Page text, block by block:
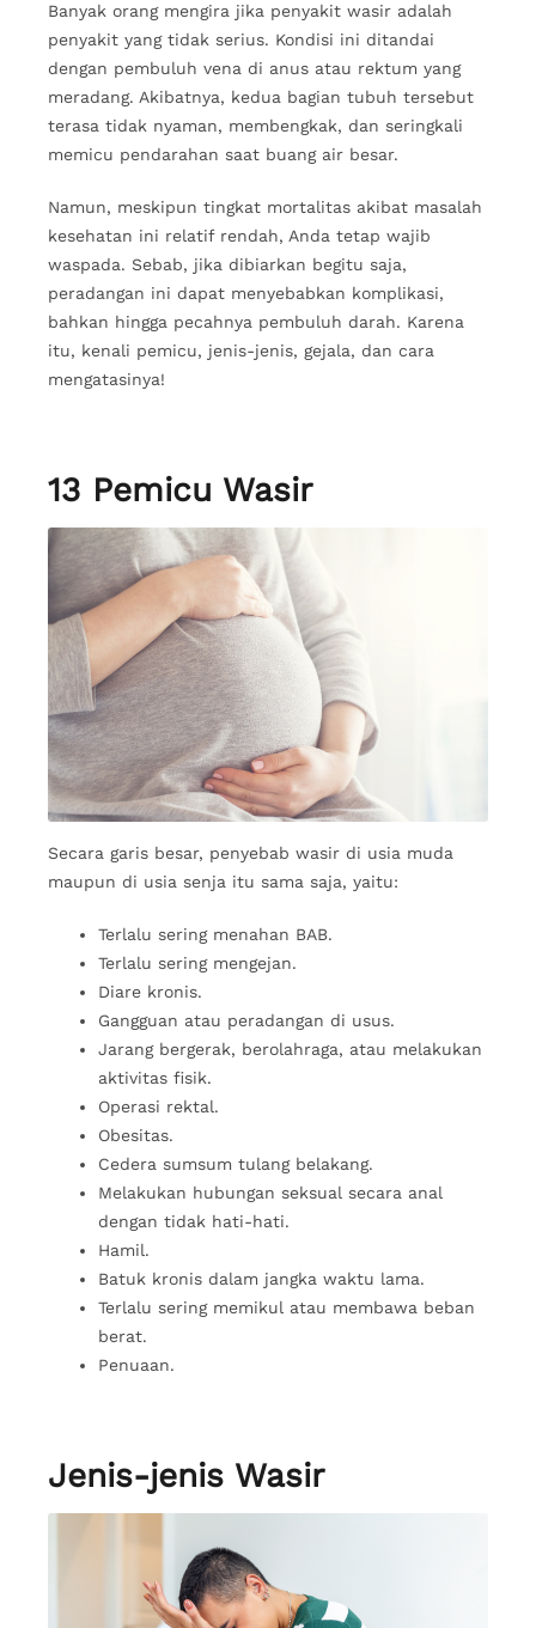
Banyak orang mengira jika penyakit wasir adalah
penyakit yang tidak serius. Kondisi ini ditandai
dengan pembuluh vena di anus atau rektum yang
meradang. Akibatnya, kedua bagian tubuh tersebut
terasa tidak nyaman, membengkak, dan seringkali
memicu pendarahan saat buang air besar.
Namun, meskipun tingkat mortalitas akibat masalah
kesehatan ini relatif rendah, Anda tetap wajib
waspada. Sebab, jika dibiarkan begitu saja,
peradangan ini dapat menyebabkan komplikasi,
bahkan hingga pecahnya pembuluh darah. Karena
itu, kenali pemicu, jenis-jenis, gejala, dan cara
mengatasinya!
13 Pemicu Wasir
Secara garis besar, penyebab wasir di usia muda
maupun di usia senja itu sama saja, yaitu:
Terlalu sering menahan BAB.
Terlalu sering mengejan.
Diare kronis.
Gangguan atau peradangan di usus.
Jarang bergerak, berolahraga, atau melakukan
aktivitas fisik.
Operasi rektal.
Obesitas.
Cedera sumsum tulang belakang.
Melakukan hubungan seksual secara anal
dengan tidak hati-hati.
Hamil.
Batuk kronis dalam jangka waktu lama.
Terlalu sering memikul atau membawa beban
berat.
Penuaan.
Jenis-jenis Wasir